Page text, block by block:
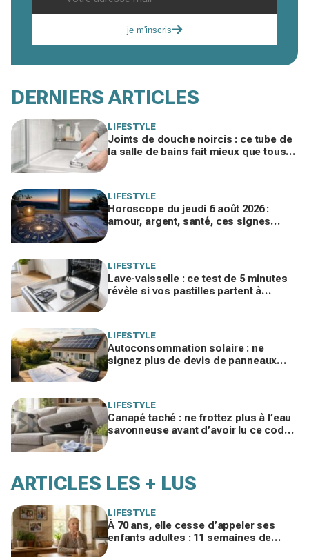
je m'inscris
DERNIERS ARTICLES
LIFESTYLE
Joints de douche noircis : ce tube de
la salle de bains fait mieux que tous
LIFESTYLE
Horoscope du jeudi 6 août 2026 :
amour, argent, santé, ces signes
LIFESTYLE
Lave-vaisselle : ce test de 5 minutes
révèle si vos pastilles partent à
LIFESTYLE
Autoconsommation solaire : ne
signez plus de devis de panneaux
LIFESTYLE
Canapé taché : ne frottez plus à l’eau
savonneuse avant d’avoir lu ce code
ARTICLES LES + LUS
LIFESTYLE
À 70 ans, elle cesse d’appeler ses
enfants adultes : 11 semaines de